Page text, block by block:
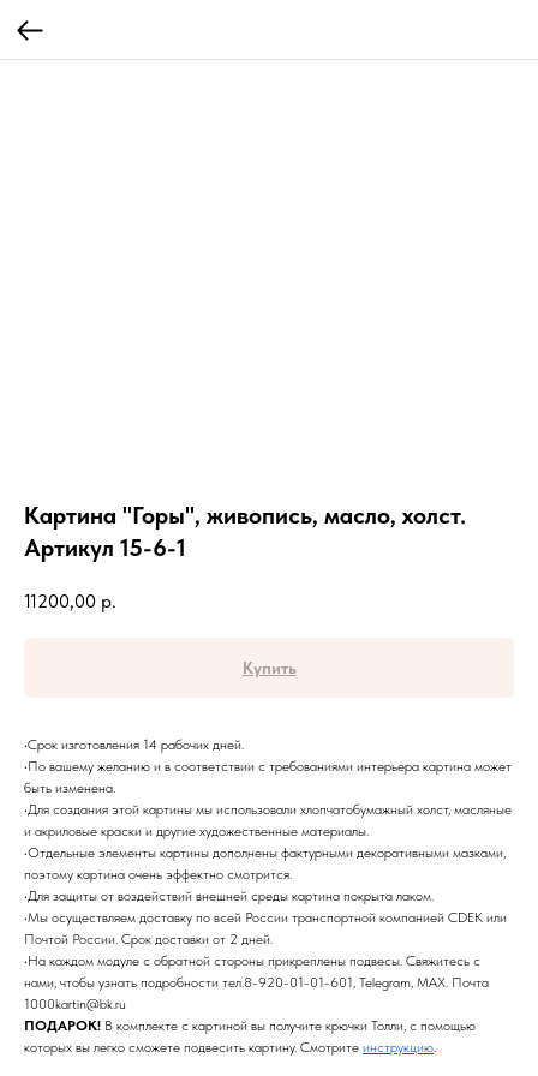
Картина "Горы", живопись, масло, холст.
Артикул 15-6-1
11200,00 р.
Купить
•Срок изготовления 14 рабочих дней.
•По вашему желанию и в соответствии с требованиями интерьера картина может
быть изменена.
•Для создания этой картины мы использовали хлопчатобумажный холст, масляные
и акриловые краски и другие художественные материалы.
•Отдельные элементы картины дополнены фактурными декоративными мазками,
поэтому картина очень эффектно смотрится.
•Для защиты от воздействий внешней среды картина покрыта лаком.
•Мы осуществляем доставку по всей России транспортной компанией CDEK или
Почтой России. Срок доставки от 2 дней.
•На каждом модуле с обратной стороны прикреплены подвесы. Свяжитесь с
нами, чтобы узнать подробности тел.8-920-01-01-601, Telegram, MAX. Почта
1000kartin@bk.ru
ПОДАРОК! В комплекте с картиной вы получите крючки Толли, с помощью
которых вы легко сможете подвесить картину. Смотрите инструкцию.